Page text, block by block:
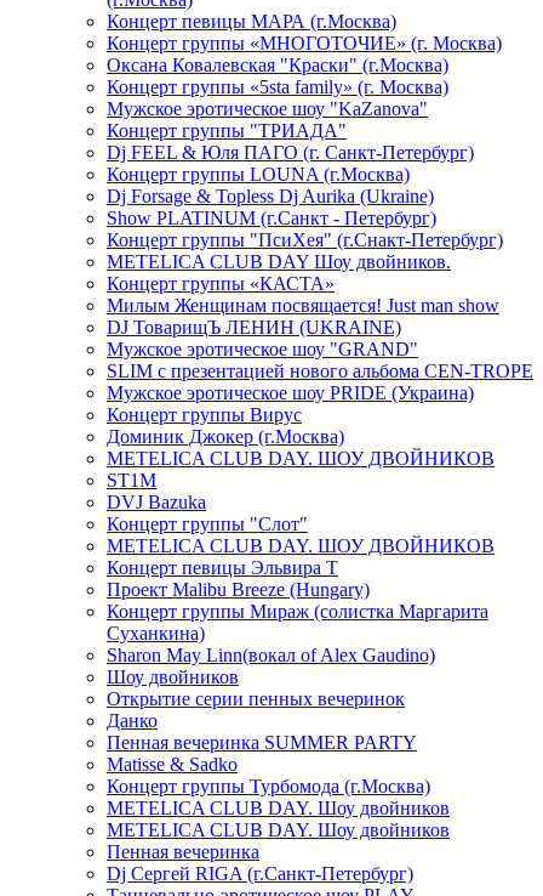
Концерт певицы МАРА (г.Москва)
Концерт группы «МНОГОТОЧИЕ» (г. Москва)
Оксана Ковалевская "Краски" (г.Москва)
Концерт группы «5sta family» (г. Москва)
Мужское эротическое шоу "KaZanova"
Концерт группы "ТРИАДА"
Dj FEEL & Юля ПАГО (г. Санкт-Петербург)
Концерт группы LOUNA (г.Москва)
Dj Forsage & Topless Dj Aurika (Ukraine)
Show PLATINUM (г.Санкт - Петербург)
Концерт группы "ПсиХея" (г.Снакт-Петербург)
METELICA CLUB DAY Шоу двойников.
Концерт группы «КАСТА»
Милым Женщинам посвящается! Just man show
DJ ТоварищЪ ЛЕНИН (UKRAINE)
Мужское эротическое шоу "GRAND"
SLIM с презентацией нового альбома CEN-TROPE
Мужское эротическое шоу PRIDE (Украина)
Концерт группы Вирус
Доминик Джокер (г.Москва)
METELICA CLUB DAY. ШОУ ДВОЙНИКОВ
ST1M
DVJ Bazuka
Концерт группы "Слот"
METELICA CLUB DAY. ШОУ ДВОЙНИКОВ
Концерт певицы Эльвира Т
Проект Malibu Breeze (Hungary)
Концерт группы Мираж (солистка Маргарита
Суханкина)
Sharon May Linn(вокал of Alex Gaudino)
Шоу двойников
Открытие серии пенных вечеринок
Данко
Пенная вечеринка SUMMER PARTY
Matisse & Sadko
Концерт группы Турбомода (г.Москва)
METELICA CLUB DAY. Шоу двойников
METELICA CLUB DAY. Шоу двойников
Пенная вечеринка
Dj Сергей RIGA (г.Санкт-Петербург)